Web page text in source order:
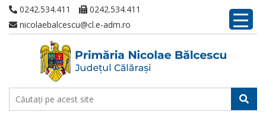
0242.534.411
0242.534.411
nicolaebalcescu@cl.e-adm.ro